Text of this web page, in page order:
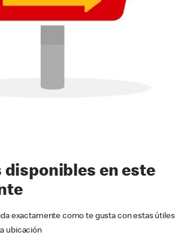
disponibles en este
exactamente como te gusta con estas útiles
ubicación